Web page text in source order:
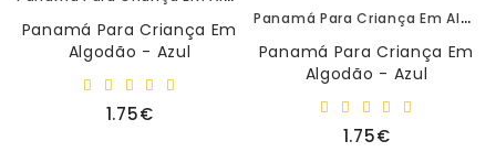
Panamá Para Criança Em
Algodão - Azul
54 Cm Panamá Para
Criança De Algodão..
1.75€
Panamá Para Criança Em Algodão - Azul Marinho
Panamá Para Criança Em
Algodão - Azul
Ø 54 Cm Panamá Para
Criança De Algod..
1.75€